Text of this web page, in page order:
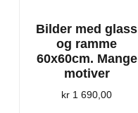
Bilder med glass
og ramme
60x60cm. Mange
motiver
kr 1 690,00